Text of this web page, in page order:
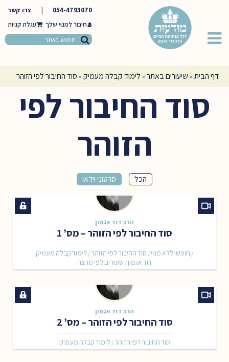
054-4793070
צרו קשר
חיבור למנוי שלך
דף הבית» שיעורים באתר» לימוד קבלה מעמיק» סוד החיבור לפי הזוהר
סוד החיבור לפי
הזוהר
הכל סרטוני וידאו
הרב דוד אגמון
סוד החיבור לפי הזוהר – מס’ 1
לימוד קבלה מעמיק / סוד החיבור לפי הזוהר /חופשי ללא מנוי /
שעורים לפי מרצה /דוד אגמון
הרב דוד אגמון
סוד החיבור לפי הזוהר – מס’ 2
לימוד קבלה מעמיק / סוד החיבור לפי הזוהר